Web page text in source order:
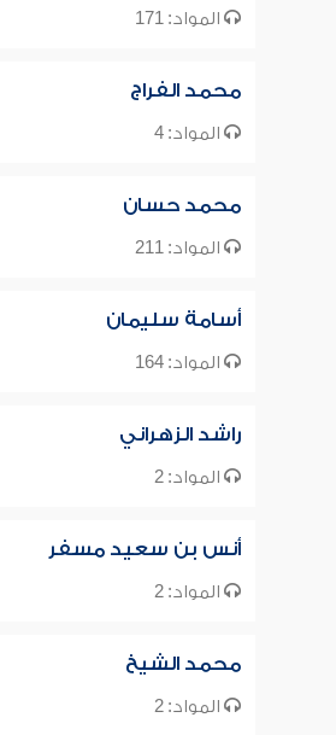
المواد: 171
محمد الفراج
المواد: 4
محمد حسان
المواد: 211
أسامة سليمان
المواد: 164
راشد الزهراني
المواد: 2
أنس بن سعيد مسفر
المواد: 2
محمد الشيخ
المواد: 2